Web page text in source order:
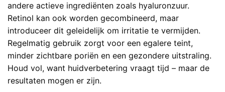
andere actieve ingrediënten zoals hyaluronzuur.
Retinol kan ook worden gecombineerd, maar
introduceer dit geleidelijk om irritatie te vermijden.
Regelmatig gebruik zorgt voor een egalere teint,
minder zichtbare poriën en een gezondere uitstraling.
Houd vol, want huidverbetering vraagt tijd – maar de
resultaten mogen er zijn.